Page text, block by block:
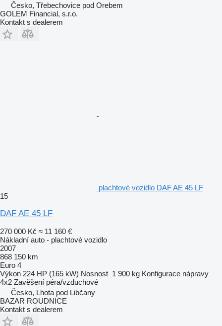
Česko, Třebechovice pod Orebem
GOLEM Financial, s.r.o.
Kontakt s dealerem
plachtové vozidlo DAF AE 45 LF
15
DAF AE 45 LF
270 000 Kč ≈ 11 160 €
Nákladní auto - plachtové vozidlo
2007
868 150 km
Euro 4
Výkon 224 HP (165 kW) Nosnost 1 900 kg Konfigurace nápravy
4x2 Zavěšení péra/vzduchové
Česko, Lhota pod Libčany
BAZAR ROUDNICE
Kontakt s dealerem